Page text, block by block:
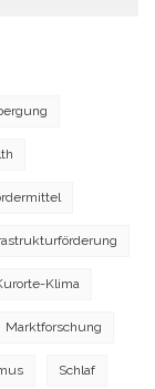
Klima
Marktforschung
Schlaf